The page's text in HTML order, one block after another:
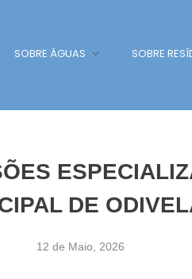
SOBRE ÁGUAS SOBRE
DE
12 de Maio, 2026